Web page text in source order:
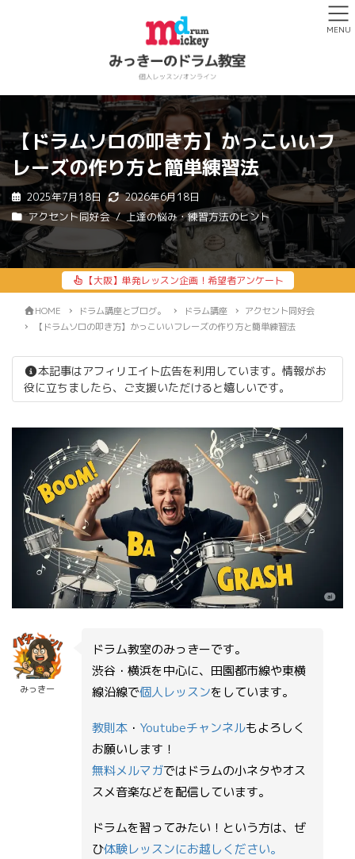
【ドラムソロの叩き方】かっこいいフ
レーズの作り方と簡単練習法
2025年7月18日
2026年6月18日
アクセント同好会
上達の悩み・練習方法のヒント
【大阪】単発レッスン企画！希望者アンケート
HOME ドラム講座とブログ。 ドラム講座
アクセント同好会
【ドラムソロの叩き方】かっこいいフレーズの作り方と簡単練習法
本記事はアフィリエイト広告を利用しています。情報がお
役に立ちましたら、ご支援いただけると嬉しいです。
みっきー
ドラム教室のみっきーです。
渋谷・横浜を中心に、田園都市線や東横
線沿線で個人レッスンをしています。
教則本・ Youtubeチャンネルもよろしく
お願いします！
無料メルマガではドラムの小ネタやオス
スメ音楽などを配信しています。
ドラムを習ってみたい！という方は、ぜ
ひ体験レッスンにお越しください。
MENU